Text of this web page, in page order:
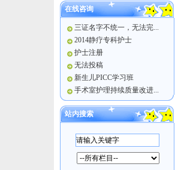
在线咨询
三证名字不统一，无法完...
2014静疗专科护士
护士注册
无法投稿
新生儿PICC学习班
手术室护理持续质量改进...
站内搜索